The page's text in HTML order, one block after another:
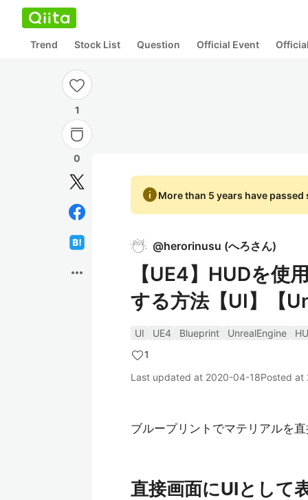
Trend Stock List Question Official Event
1
0
more_horiz
infoMore than 5 years have
@herorinusu (へろさん)
【UE4】HUDを使
する方法【UI】【
UI UE4 Blueprint UnrealEngine
1
Last updated at 2020-04-18Posted at
ブループリントでマテリアルを
直接画面にUIとして